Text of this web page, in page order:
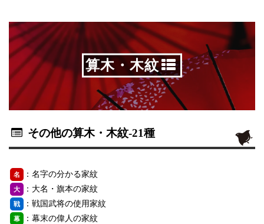
算木・木紋
その他の算木・木紋-21種
名 ：名字の分かる家紋
大 ：大名・旗本の家紋
戦 ：戦国武将の使用家紋
幕 ：幕末の偉人の家紋